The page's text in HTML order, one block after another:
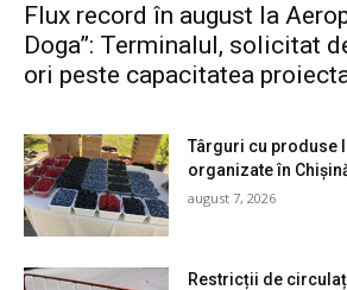
Flux record în august la
Doga”: Terminalul, solicitat
ori peste capacitatea
Târguri cu produse
organizate în
august 7, 2026
Restricții de